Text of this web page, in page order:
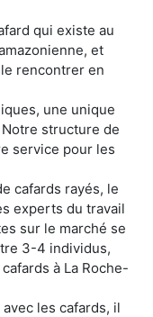
qui existe au
et
rencontrer en
une unique
structure de
service pour les
cafards rayés, le
experts du travail
sur le marché se
3-4 individus,
à La Roche-
les cafards, il